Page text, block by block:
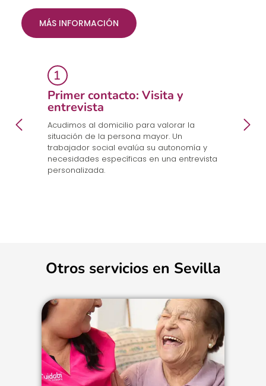
MÁS INFORMACIÓN
Primer contacto: Visita y
entrevista
Acudimos al domicilio para valorar la
situación de la persona mayor. Un
trabajador social evalúa su autonomía y
necesidades específicas en una entrevista
personalizada.
Otros servicios en Sevilla